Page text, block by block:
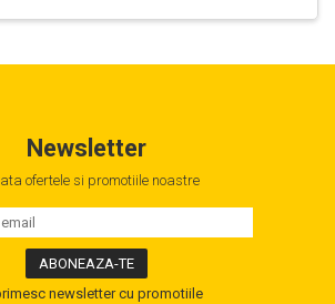
Newsletter
ofertele si promotiile noastre
newsletter cu promotiile